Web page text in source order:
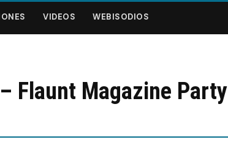
VIDEOS WEBISODIOS
Flaunt Magazine Party